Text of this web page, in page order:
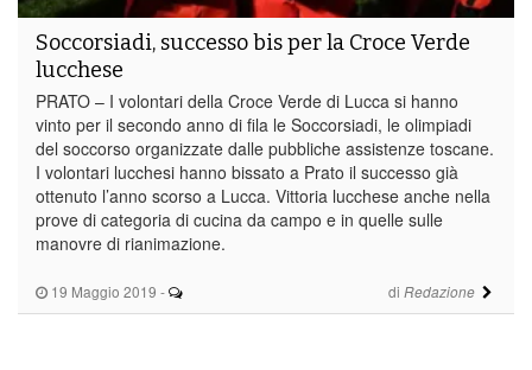
19 Maggio 2019 - di Redazione
Soccorsiadi, successo bis per la Croce Verde
lucchese
PRATO – I volontari della Croce Verde di Lucca si hanno
vinto per il secondo anno di fila le Soccorsiadi, le olimpiadi
del soccorso organizzate dalle pubbliche assistenze toscane.
I volontari lucchesi hanno bissato a Prato il successo già
ottenuto l’anno scorso a Lucca. Vittoria lucchese anche nella
prove di categoria di cucina da campo e in quelle sulle
manovre di rianimazione.